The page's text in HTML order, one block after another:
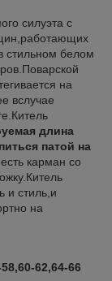
силуэта с
стильном белом
на
вслучае
длина
патой на
карман со
и стиль,и
на
62,64-66